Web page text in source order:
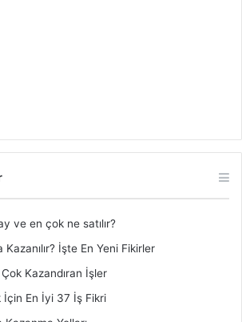
ve en çok ne satılır?
Kazanılır? İşte En Yeni Fikirler
Kazandıran İşler
İçin En İyi 37 İş Fikri